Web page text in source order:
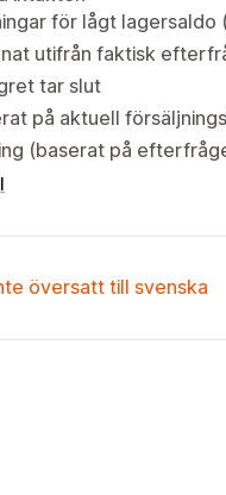
för lågt
utifrån faktisk
tar slut
på aktuell
(baserat på
översatt till svenska